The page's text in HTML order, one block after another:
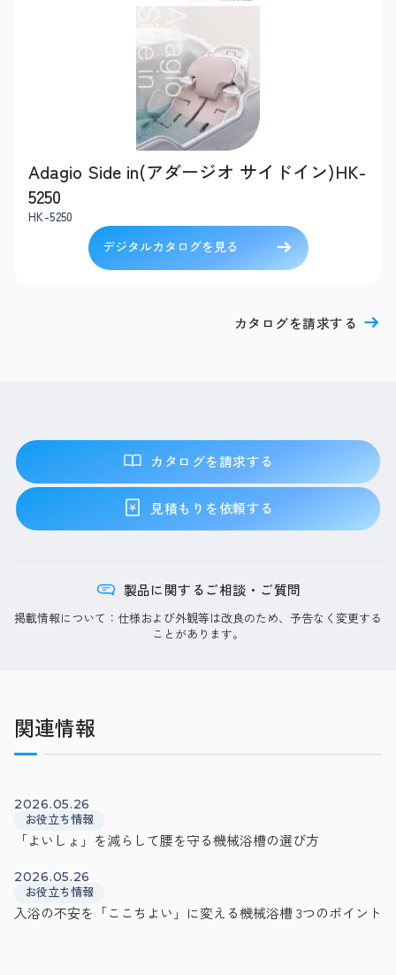
Adagio Side in(アダージオ サイドイン)HK-
5250
HK-5250
デジタルカタログを見る
カタログを請求する
カタログを請求する
見積もりを依頼する
製品に関するご相談・ご質問
掲載情報について：仕様および外観等は改良のため、予告なく変更する
ことがあります。
関連情報
2026.05.26
お役立ち情報
「よいしょ」を減らして腰を守る機械浴槽の選び方
2026.05.26
お役立ち情報
入浴の不安を「ここちよい」に変える機械浴槽 3つのポイント